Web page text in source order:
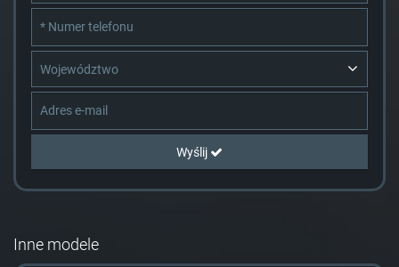
Województwo
Wyślij
Inne modele